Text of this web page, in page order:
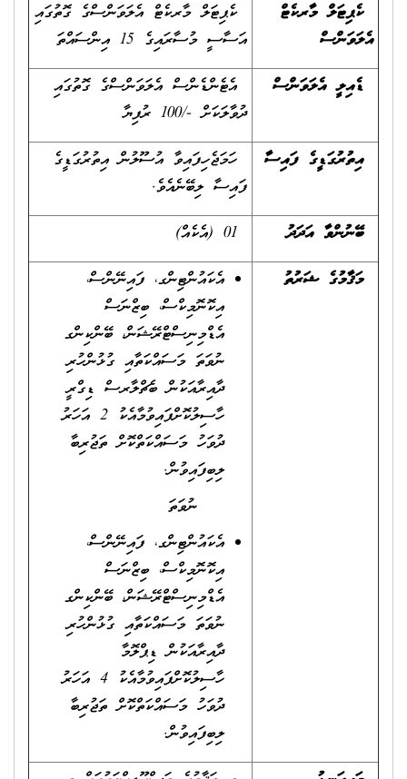
ކެޕިޓަލް މާރކެޓް
އެލަވަންސް
ކެޕިޓަލް މާރކެޓް އެލަވަންސްގެ ގޮތުގައި
އަސާސީ މުސާރައިގެ 15 އިންސައްތަ
ޑެއިލީ އެލަވަންސް
އެޓެންޑެންސް އެލަވަންސްގެ ގޮތުގައި
ދުވާލަކަށް -/100 ރުފިޔާ
އިތުރުގަޑީގެ ފައިސާ
ހަމަޖެހިފައިވާ އުސޫލުން އިތުރުގަޑީގެ
ފައިސާ ލިބޭނެއެވެ.
ބޭނުންވާ އަދަދު
މަޤާމުގެ ޝަރުތު
އެކައުންޓިންގ، ފައިނޭންސް،
އިކޮނޮމިކްސް، ބިޒްނަސް
އެޑްމިނިސްޓްރޭޝަން، ބޭންކިންގ‏
ނުވަތަ މަސައްކަތާއި ގުޅުންހުރި
ދާއިރާއަކުން ބެޗްލާރސް ޑިގްރީ
ހާސިލުކޮށްފައިވުމާއެކު 2 އަހަރު
ދުވަހު މަސައްކަތްކޮށް ތަޖުރިބާ
ލިބިފައިވުން.
ނުވަތަ
އެކައުންޓިންގ، ފައިނޭންސް،
އިކޮނޮމިކްސް، ބިޒްނަސް
އެޑްމިނިސްޓްރޭޝަން، ބޭންކިންގ‏
ނުވަތަ މަސައްކަތާއި ގުޅުންހުރި
ދާއިރާއަކުން ޑިޕްލޮމާ
ހާސިލުކޮށްފައިވުމާއެކު 4 އަހަރު
ދުވަހު މަސައްކަތްކޮށް ތަޖުރިބާ
ލިބިފައިވުން.